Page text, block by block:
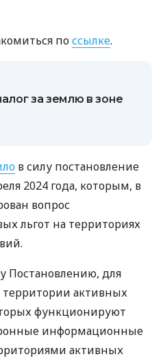
поссылке.
за землю в зоне
в силу постановление
2024 года, которым, в
вопрос
льгот на территориях
Постановлению, для
территории активных
функционируют
информационные
активных